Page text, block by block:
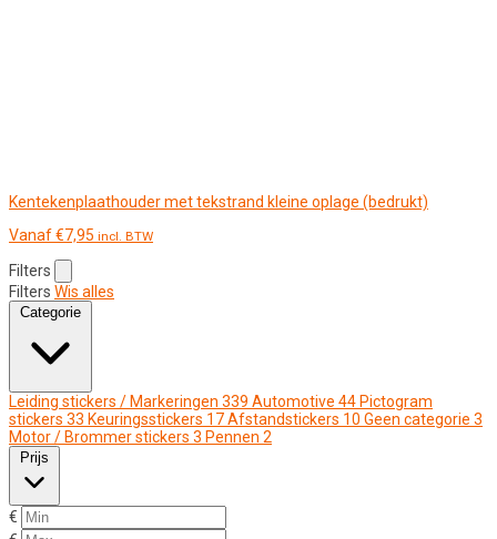
Kentekenplaathouder met tekstrand kleine oplage (bedrukt)
Vanaf€7,95 incl. BTW
Filters
Filters Wis alles
Categorie
Leiding stickers / Markeringen 339 Automotive 44 Pictogram
stickers 33 Keuringsstickers 17Afstandstickers 10 Geen categorie 3
Motor / Brommer stickers 3 Pennen 2
Prijs
€